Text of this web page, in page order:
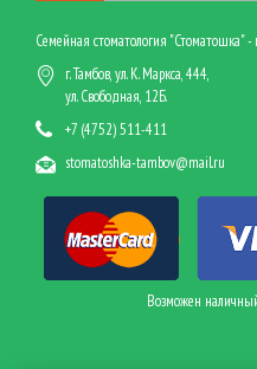
Семейная стоматология "Стоматошка"
г. Тамбов, ул. К. Маркса, 444,
ул. Свободная, 12Б.
+7 (4752) 511-411
stomatoshka-tambov@mail.ru
Возможен